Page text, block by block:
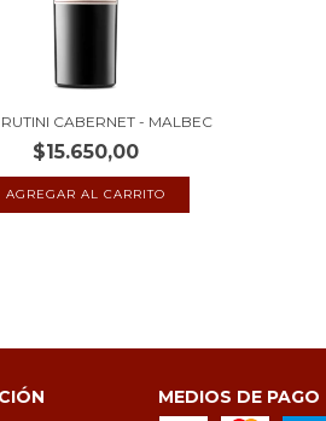
CABERNET - MALBEC
$15.650,00
MEDIOS DE PAGO